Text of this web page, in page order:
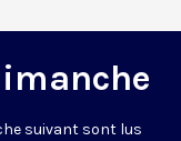
suivant sont lus